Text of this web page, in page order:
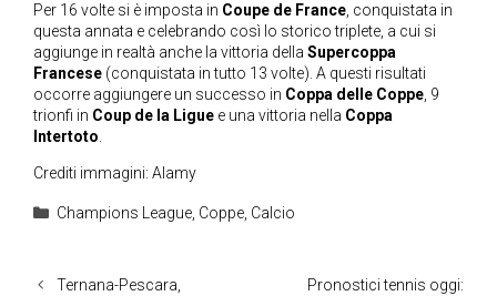
Per 16 volte si è imposta in Coupe de France, conquistata in
questa annata e celebrando così lo storico triplete, a cui si
aggiunge in realtà anche la vittoria della Supercoppa
Francese (conquistata in tutto 13 volte). A questi risultati
occorre aggiungere un successo in Coppa delle Coppe, 9
trionfi in Coup de la Ligue e una vittoria nella Coppa
Intertoto.
Crediti immagini: Alamy
Categorie
Champions League, Coppe, Calcio
Ternana-Pescara,
Pronostici tennis oggi: